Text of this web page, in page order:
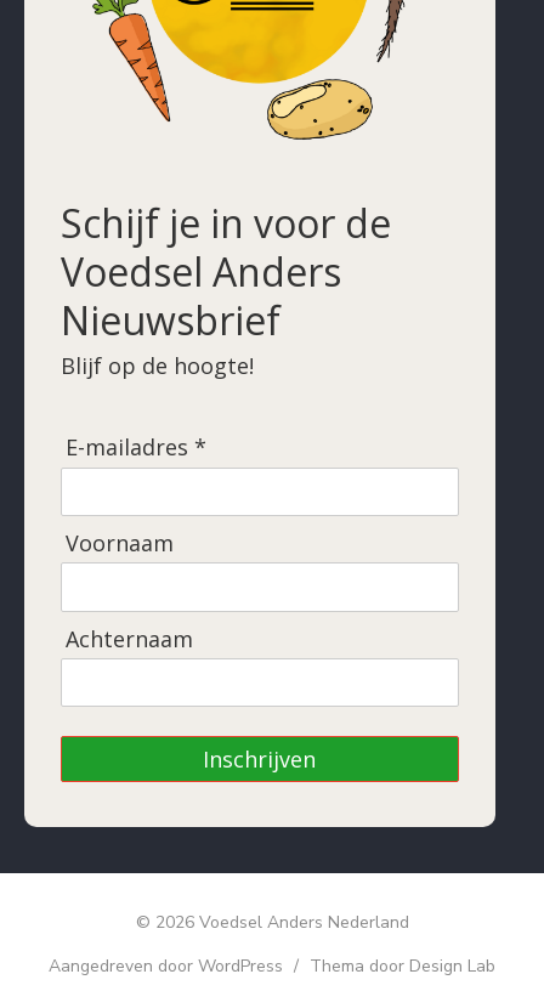
Schijf je in voor de
Voedsel Anders
Nieuwsbrief
Blijf op de hoogte!
E-mailadres *
Voornaam
Achternaam
Inschrijven
© 2026 Voedsel Anders Nederland
Aangedreven door WordPress / Thema door Design Lab